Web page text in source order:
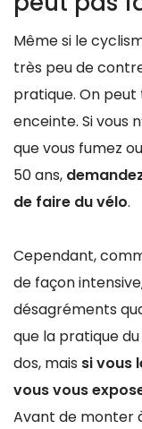
Même si le
très peu de
pratique. On
enceinte. Si vous
que vous fumez
50 ans,
de faire du vélo.
Cependant,
de façon
désagréments
que la pratique
dos, mais si vous
vous vous
Avant de monter